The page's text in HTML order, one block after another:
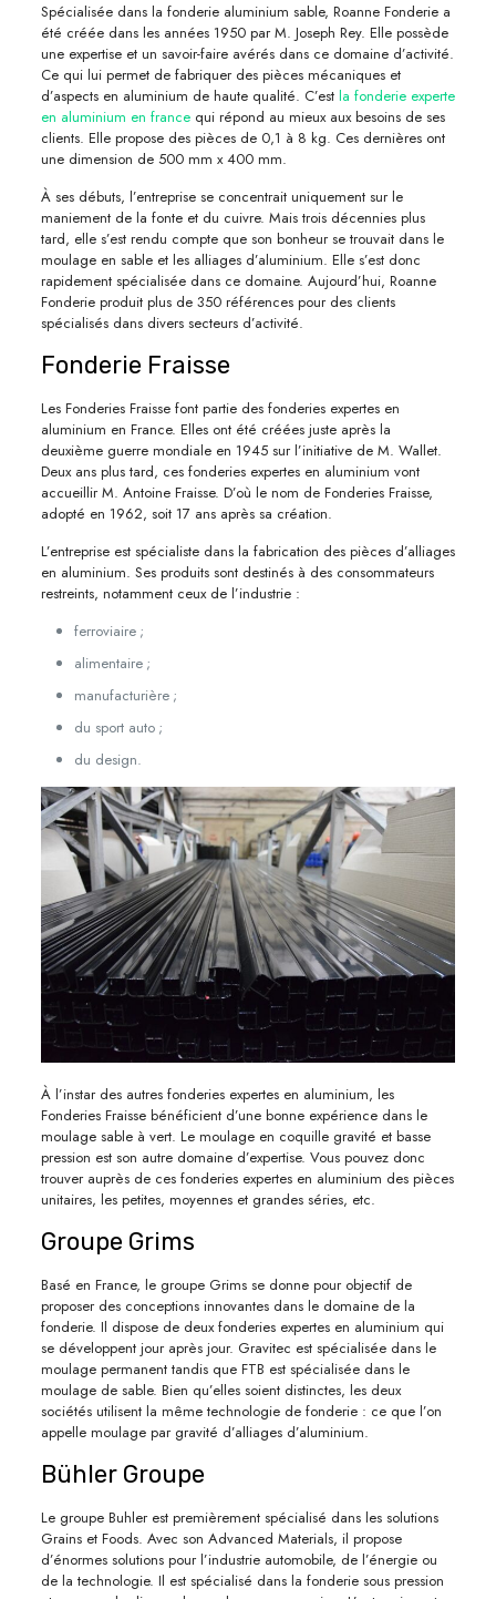
Spécialisée dans la fonderie aluminium sable, Roanne Fonderie a
été créée dans les années 1950 par M. Joseph Rey. Elle possède
une expertise et un savoir-faire avérés dans ce domaine d’activité.
Ce qui lui permet de fabriquer des pièces mécaniques et
d’aspects en aluminium de haute qualité. C’est la fonderie experte
en aluminium en francequi répond au mieux aux besoins de ses
clients. Elle propose des pièces de 0,1 à 8 kg. Ces dernières ont
une dimension de 500 mm x 400 mm.
À ses débuts, l’entreprise se concentrait uniquement sur le
maniement de la fonte et du cuivre. Mais trois décennies plus
tard, elle s’est rendu compte que son bonheur se trouvait dans le
moulage en sable et les alliages d’aluminium. Elle s’est donc
rapidement spécialisée dans ce domaine. Aujourd’hui, Roanne
Fonderie produit plus de 350 références pour des clients
spécialisés dans divers secteurs d’activité.
Fonderie Fraisse
Les Fonderies Fraisse font partie des fonderies expertes en
aluminium en France. Elles ont été créées juste après la
deuxième guerre mondiale en 1945 sur l’initiative de M. Wallet.
Deux ans plus tard, ces fonderies expertes en aluminium vont
accueillir M. Antoine Fraisse. D’où le nom de Fonderies Fraisse,
adopté en 1962, soit 17 ans après sa création.
L’entreprise est spécialiste dans la fabrication des pièces d’alliages
en aluminium. Ses produits sont destinés à des consommateurs
restreints, notamment ceux de l’industrie :
ferroviaire ;
alimentaire ;
manufacturière ;
du sport auto ;
du design.
À l’instar des autres fonderies expertes en aluminium, les
Fonderies Fraisse bénéficient d’une bonne expérience dans le
moulage sable à vert. Le moulage en coquille gravité et basse
pression est son autre domaine d’expertise. Vous pouvez donc
trouver auprès de ces fonderies expertes en aluminium des pièces
unitaires, les petites, moyennes et grandes séries, etc.
Groupe Grims
Basé en France, le groupe Grims se donne pour objectif de
proposer des conceptions innovantes dans le domaine de la
fonderie. Il dispose de deux fonderies expertes en aluminium qui
se développent jour après jour. Gravitec est spécialisée dans le
moulage permanent tandis que FTB est spécialisée dans le
moulage de sable. Bien qu’elles soient distinctes, les deux
sociétés utilisent la même technologie de fonderie : ce que l’on
appelle moulage par gravité d’alliages d’aluminium.
Bühler Groupe
Le groupe Buhler est premièrement spécialisé dans les solutions
Grains et Foods. Avec son Advanced Materials, il propose
d’énormes solutions pour l’industrie automobile, de l’énergie ou
de la technologie. Il est spécialisé dans la fonderie sous pression